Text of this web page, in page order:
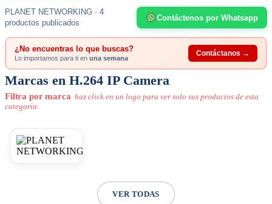
PLANET NETWORKING · 4
productos publicados
Contáctenos por Whatsapp
¿No encuentras lo que buscas?
Lo importamos para ti en una semana
Contáctanos →
Marcas en H.264 IP Camera
Filtra por marca haz click en un logo para ver solo sus productos de esta
categoria.
VER TODAS